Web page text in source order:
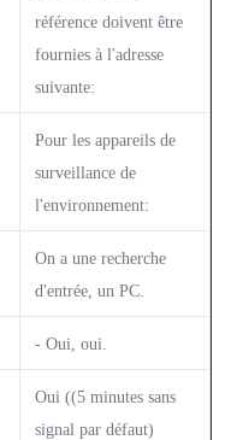
référence doivent être
fournies à l'adresse
suivante:
Pour les appareils de
surveillance de
l'environnement:
On a une recherche
d'entrée, un PC.
- Oui, oui.
Oui ((5 minutes sans
signal par défaut)